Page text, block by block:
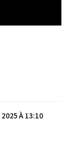
2025 À 13:10